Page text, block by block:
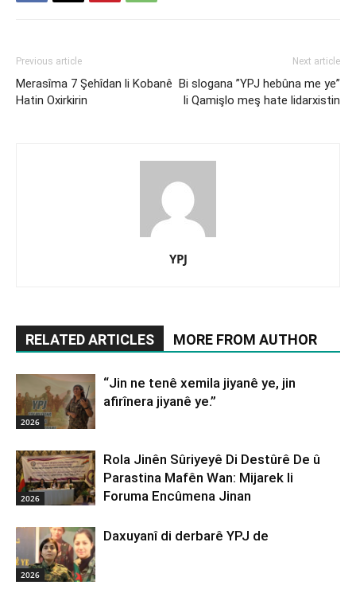
Previous article
Merasîma 7 Şehîdan li Kobanê
Hatin Oxirkirin
Next article
Bi slogana ”YPJ hebûna me ye”
li Qamişlo meş hate lidarxistin
YPJ
RELATED ARTICLES MORE FROM AUTHOR
2026
“Jin ne tenê xemila jiyanê ye, jin
afirînera jiyanê ye.”
2026
Rola Jinên Sûriyeyê Di Destûrê De û
Parastina Mafên Wan: Mijarek li
Foruma Encûmena Jinan
2026
Daxuyanî di derbarê YPJ de